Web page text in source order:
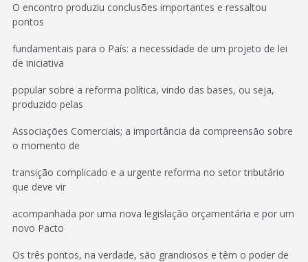
O encontro produziu conclusões importantes e ressaltou
pontos
fundamentais para o País: a necessidade de um projeto de lei
de iniciativa
popular sobre a reforma política, vindo das bases, ou seja,
produzido pelas
Associações Comerciais; a importância da compreensão sobre
o momento de
transição complicado e a urgente reforma no setor tributário
que deve vir
acompanhada por uma nova legislação orçamentária e por um
novo Pacto
Os três pontos, na verdade, são grandiosos e têm o poder de